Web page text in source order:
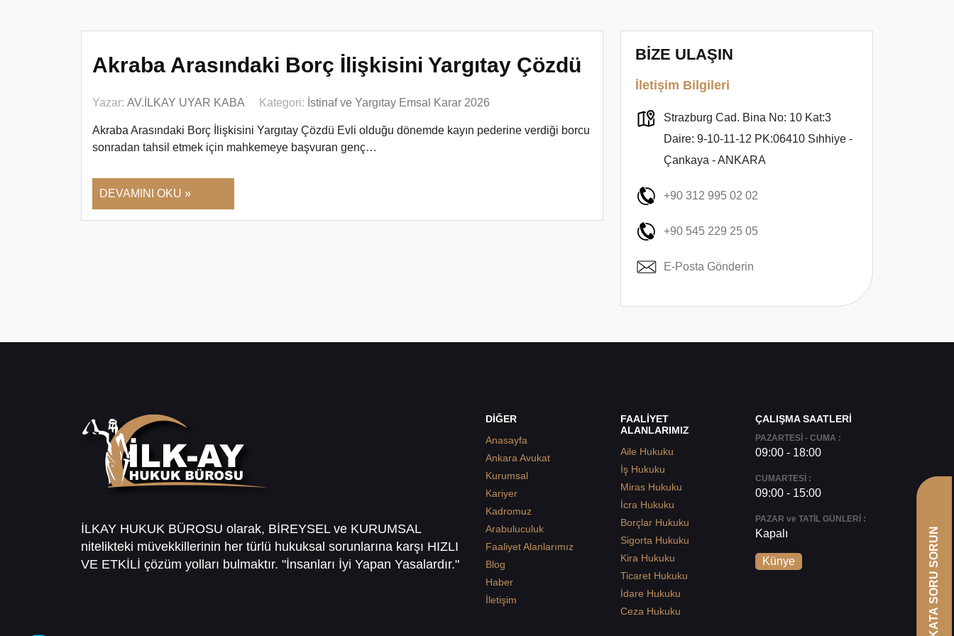
Akraba Arasındaki Borç İlişkisini Yargıtay Çözdü
Yazar: AV.İLKAY UYAR KABA Kategori: İstinaf ve Yargıtay Emsal Karar 2026
Akraba Arasındaki Borç İlişkisini Yargıtay Çözdü Evli olduğu dönemde kayın pederine verdiği borcu
sonradan tahsil etmek için mahkemeye başvuran genç…
DEVAMINI OKU »
BİZE ULAŞIN
İletişim Bilgileri
Strazburg Cad. Bina No: 10 Kat:3
Daire: 9-10-11-12 PK:06410 Sıhhiye -
Çankaya - ANKARA
+90 312 995 02 02
+90 545 229 25 05
E-Posta Gönderin
İLKAY HUKUK BÜROSU olarak, BİREYSEL ve KURUMSAL
nitelikteki müvekkillerinin her türlü hukuksal sorunlarına karşı HIZLI
VE ETKİLİ çözüm yolları bulmaktır. "İnsanları İyi Yapan Yasalardır."
DİĞER
Anasayfa
Ankara Avukat
Kurumsal
Kariyer
Kadromuz
Arabuluculuk
Faaliyet Alanlarımız
Blog
Haber
İletişim
FAALİYET
ALANLARIMIZ
Aile Hukuku
İş Hukuku
Miras Hukuku
İcra Hukuku
Borçlar Hukuku
Sigorta Hukuku
Kira Hukuku
Ticaret Hukuku
İdare Hukuku
Ceza Hukuku
ÇALIŞMA SAATLERİ
PAZARTESİ - CUMA :
09:00 - 18:00
CUMARTESİ :
09:00 - 15:00
PAZAR ve TATİL GÜNLERİ :
Kapalı
Künye AVUKATA SORU SORUN